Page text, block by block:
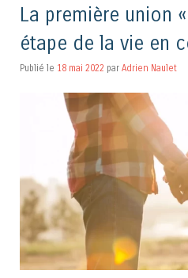
La première union
étape de la vie en
Publié le 18 mai 2022 par Adrien Naulet